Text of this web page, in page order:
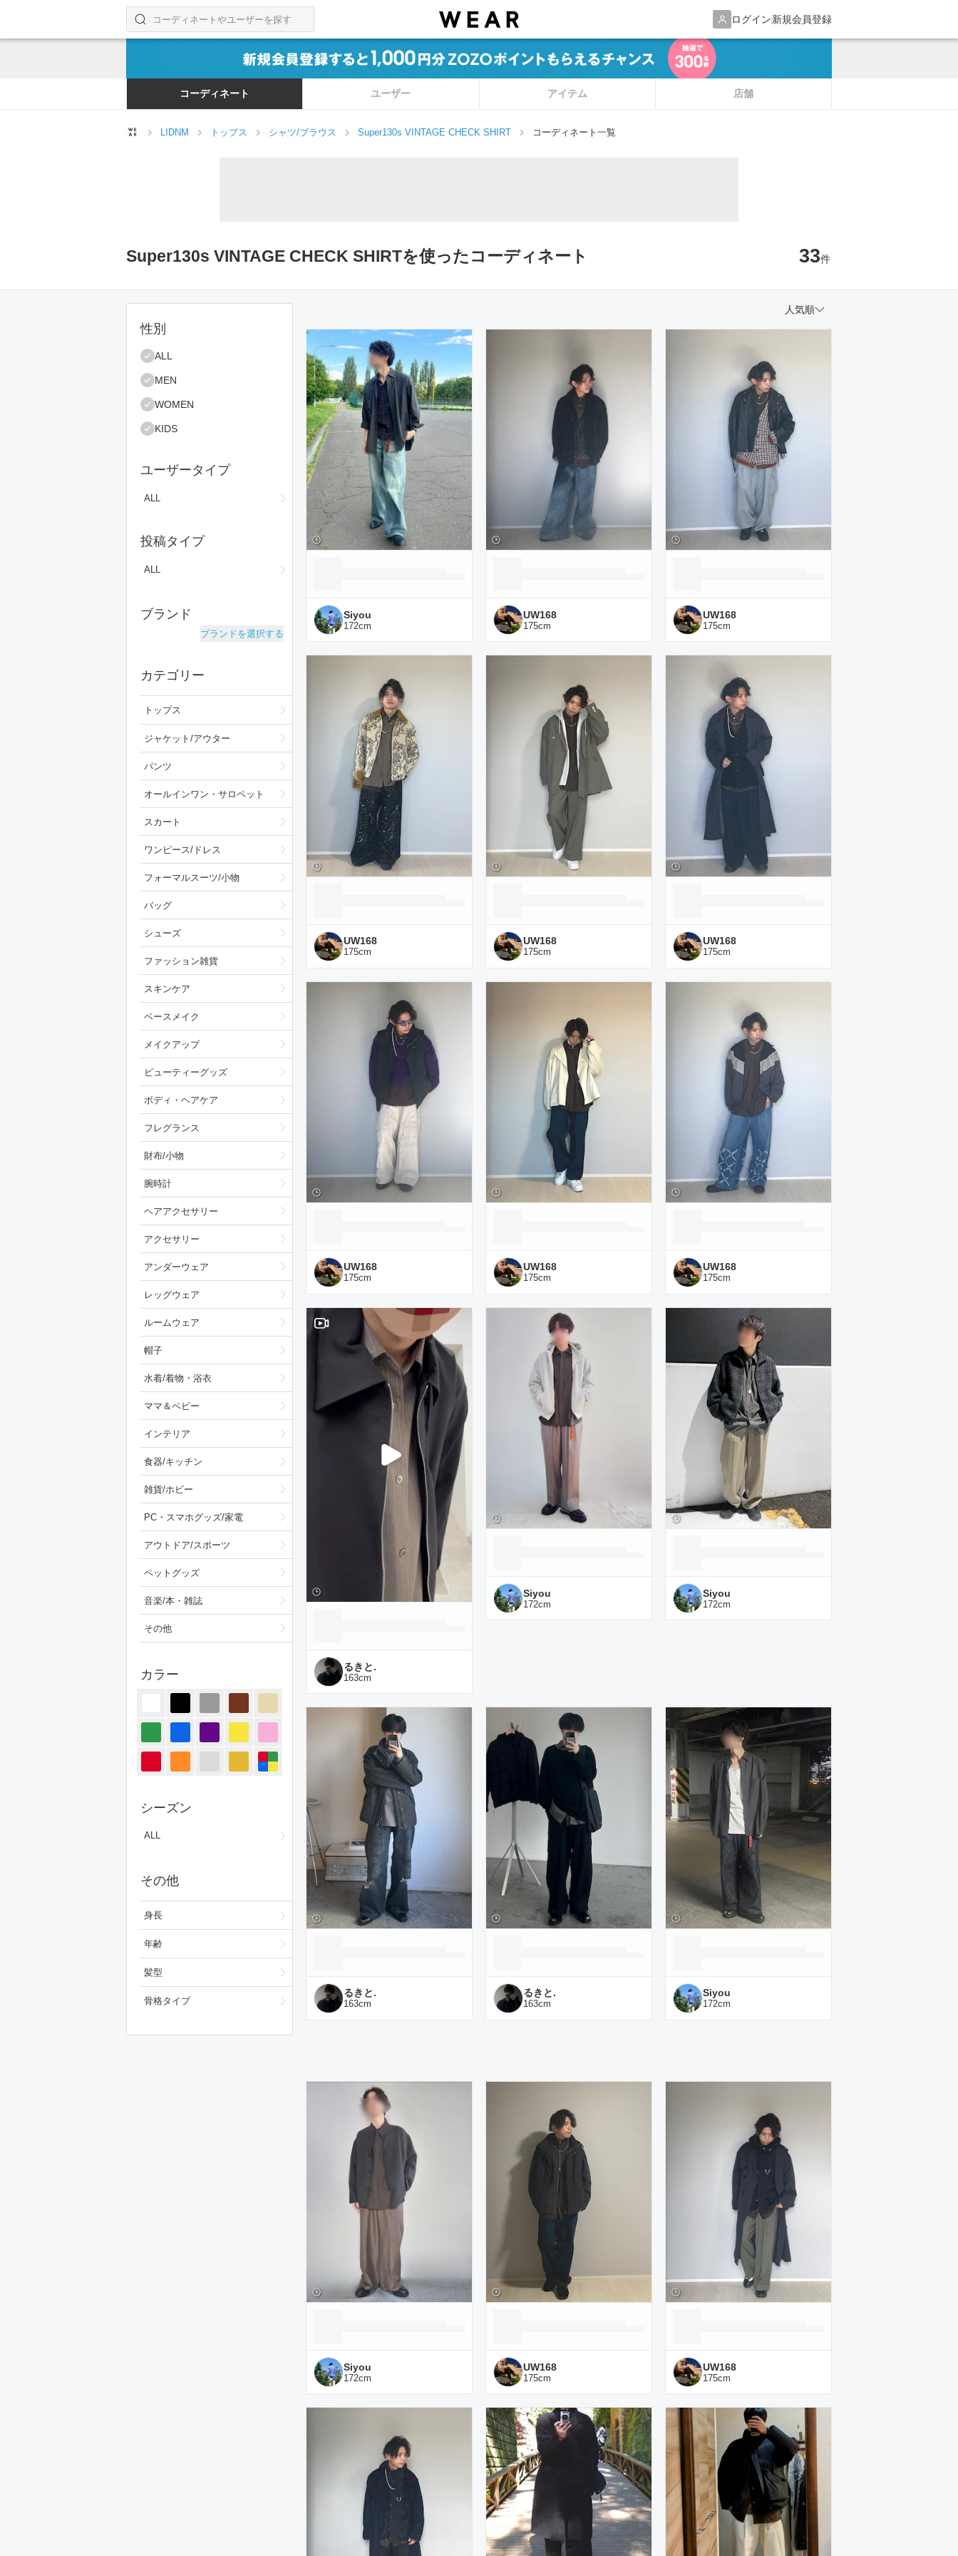
ログイン新規会員登録
コーディネートやユーザーを探す
検索する
コーディネート ユーザー アイテム 店舗
LIDNM トップス シャツ/ブラウス Super130s VINTAGE CHECK SHIRT コーディネート一覧
Super130s VINTAGE CHECK SHIRTを使ったコーディネート 33件
絞り込み条件
性別
ALL
MEN
WOMEN
KIDS
ユーザータイプ
ALL
投稿タイプ
ALL
ブランド
ブランドを選択する
カテゴリー
トップス
ジャケット/アウター
パンツ
オールインワン・サロペット
スカート
ワンピース/ドレス
フォーマルスーツ/小物
バッグ
シューズ
ファッション雑貨
スキンケア
ベースメイク
メイクアップ
ビューティーグッズ
ボディ・ヘアケア
フレグランス
財布/小物
腕時計
ヘアアクセサリー
アクセサリー
アンダーウェア
レッグウェア
ルームウェア
帽子
水着/着物・浴衣
ママ＆ベビー
インテリア
食器/キッチン
雑貨/ホビー
PC・スマホグッズ/家電
アウトドア/スポーツ
ペットグッズ
音楽/本・雑誌
その他
カラー
シーズン
ALL
その他
身長
年齢
髪型
骨格タイプ
人気順
コーディネート一覧
Siyou
172cm
UW168
175cm
UW168
175cm
UW168
175cm
UW168
175cm
UW168
175cm
UW168
175cm
UW168
175cm
UW168
175cm
るきと.
163cm
Siyou
172cm
Siyou
172cm
るきと.
163cm
るきと.
163cm
Siyou
172cm
Siyou
172cm
UW168
175cm
UW168
175cm